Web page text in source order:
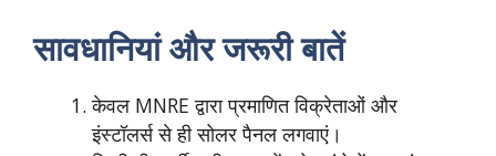
सावधानियां और जरूरी बातें
केवल MNRE द्वारा प्रमाणित विक्रेताओं और
इंस्टॉलर्स से ही सोलर पैनल लगवाएं।